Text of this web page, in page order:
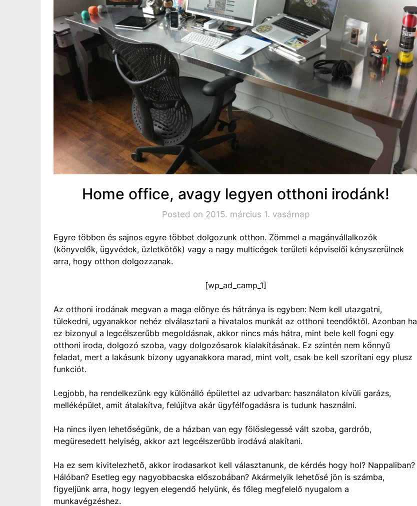
Home office, avagy legyen otthoni irodánk!
Posted on 2015. március 1. vasárnap
Egyre többen és sajnos egyre többet dolgozunk otthon. Zömmel a magánvállalkozók
(könyvelők, ügyvédek, üzletkötők) vagy a nagy multicégek területi képviselői kényszerülnek
arra, hogy otthon dolgozzanak.
[wp_ad_camp_1]
Az otthoni irodának megvan a maga előnye és hátránya is egyben: Nem kell utazgatni,
tülekedni, ugyanakkor nehéz elválasztani a hivatalos munkát az otthoni teendőktől. Azonban ha
ez bizonyul a legcélszerűbb megoldásnak, akkor nincs más hátra, mint bele kell fogni egy
otthoni iroda, dolgozó szoba, vagy dolgozósarok kialakításának. Ez szintén nem könnyű
feladat, mert a lakásunk bizony ugyanakkora marad, mint volt, csak be kell szorítani egy plusz
funkciót.
Legjobb, ha rendelkezünk egy különálló épülettel az udvarban: használaton kívüli garázs,
melléképület, amit átalakítva, felújítva akár ügyfélfogadásra is tudunk használni.
Ha nincs ilyen lehetőségünk, de a házban van egy fölöslegessé vált szoba, gardrób,
megüresedett helyiség, akkor azt legcélszerűbb irodává alakítani.
Ha ez sem kivitelezhető, akkor irodasarkot kell választanunk, de kérdés hogy hol? Nappaliban?
Hálóban? Esetleg egy nagyobbacska előszobában? Akármelyik lehetősé jön is számba,
figyeljünk arra, hogy legyen elegendő helyünk, és főleg megfelelő nyugalom a
munkavégzéshez.